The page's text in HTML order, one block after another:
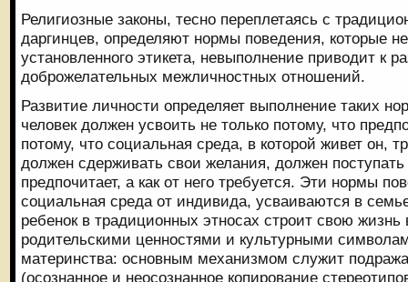
Религиозные законы, тесно переплетаясь с
даргинцев, определяют нормы поведения, которые
установленного этикета, невыполнение приводит к
доброжелательных межличностных отношений.
Развитие личности определяет выполнение таких
человек должен усвоить не только потому, что
потому, что социальная среда, в которой живет он,
должен сдерживать свои желания, должен поступать
предпочитает, а как от него требуется. Эти нормы
социальная среда от индивида, усваиваются в
ребенок в традиционных этносах строит свою жизнь
родительскими ценностями и культурными
материнства: основным механизмом служит
(осознанное и неосознанное копирование